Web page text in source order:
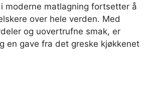
moderne matlagning fortsetter å
over hele verden. Med
og uovertrufne smak, er
en gave fra det greske kjøkkenet